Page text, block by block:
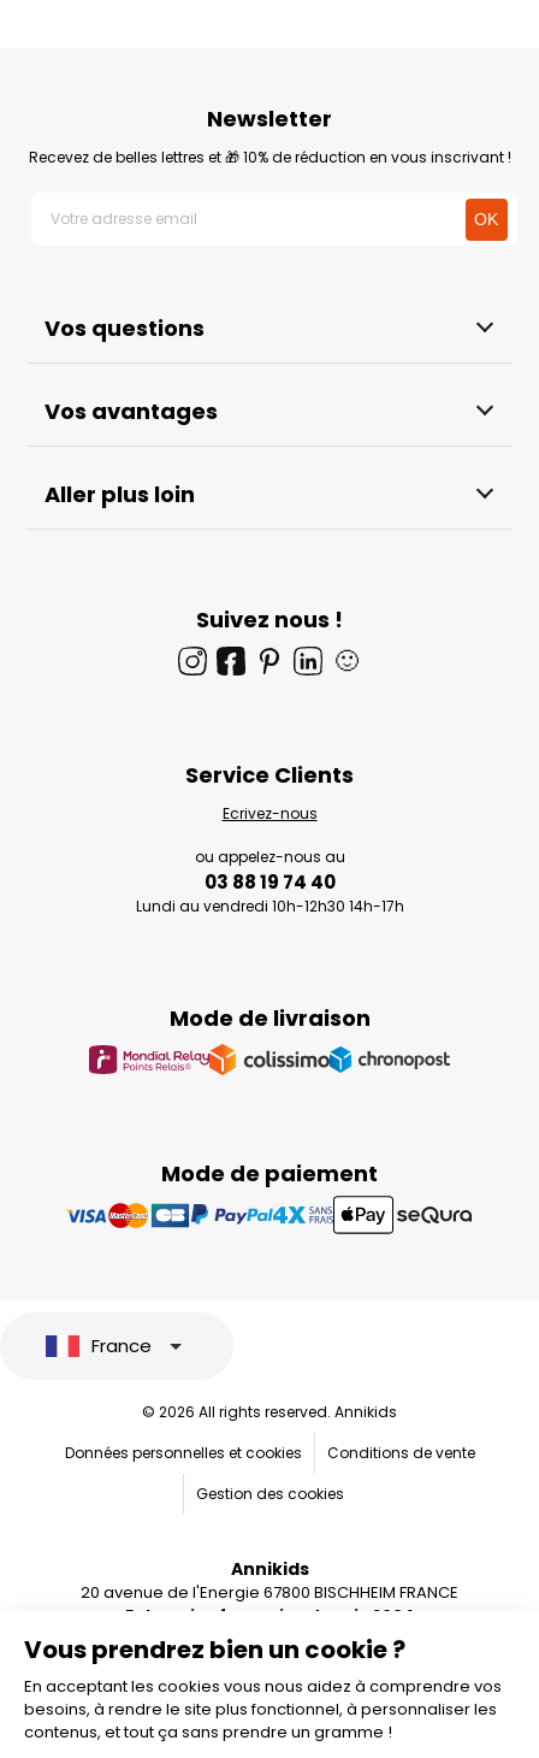
Vos questions
Vos avantages
Aller plus loin
Newsletter
Recevez de belles lettres et 🎁 10% de réduction en vous inscrivant !
Suivez nous !
🙂
Mode de paiement
Mode de livraison
Service Clients
Ecrivez-nous
ou appelez-nous au
03 88 19 74 40
Lundi au vendredi 10h-12h30 14h-17h
Vous prendrez bien un cookie ?
En acceptant les cookies vous nous aidez à comprendre vos
besoins, à rendre le site plus fonctionnel, à personnaliser les
contenus, et tout ça sans prendre un gramme !
France
© 2026 All rights reserved. Annikids
Données personnelles et cookies
Conditions de vente
Gestion des cookies
Annikids
20 avenue de l'Energie 67800 BISCHHEIM FRANCE
Entreprise française depuis 2004